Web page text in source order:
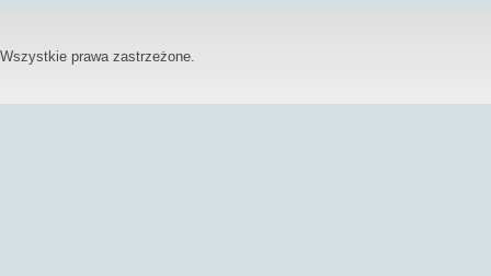
Wszystkie prawa zastrzeżone.